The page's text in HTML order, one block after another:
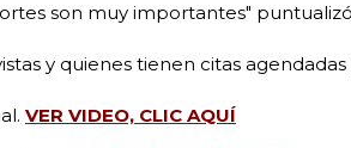
son muy importantes"
y quienes tienen citas agendadas
VER VIDEO, CLIC AQUÍ